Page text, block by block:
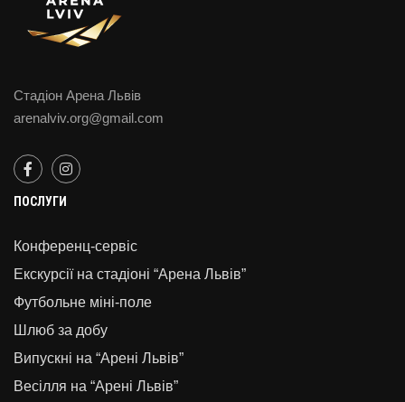
Стадіон Арена Львів
arenalviv.org@gmail.com
ПОСЛУГИ
Конференц-сервіс
Екскурсії на стадіоні “Арена Львів”
Футбольне міні-поле
Шлюб за добу
Випускні на “Арені Львів”
Весілля на “Арені Львів”